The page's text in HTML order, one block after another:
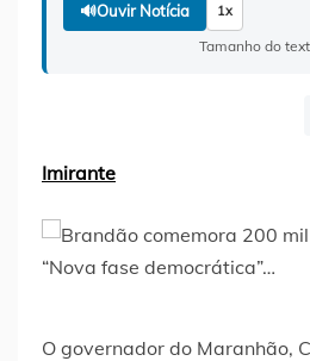
🔊Ouvir Notícia 1x
Tamanho do
Imirante
O governador do Maranhão,